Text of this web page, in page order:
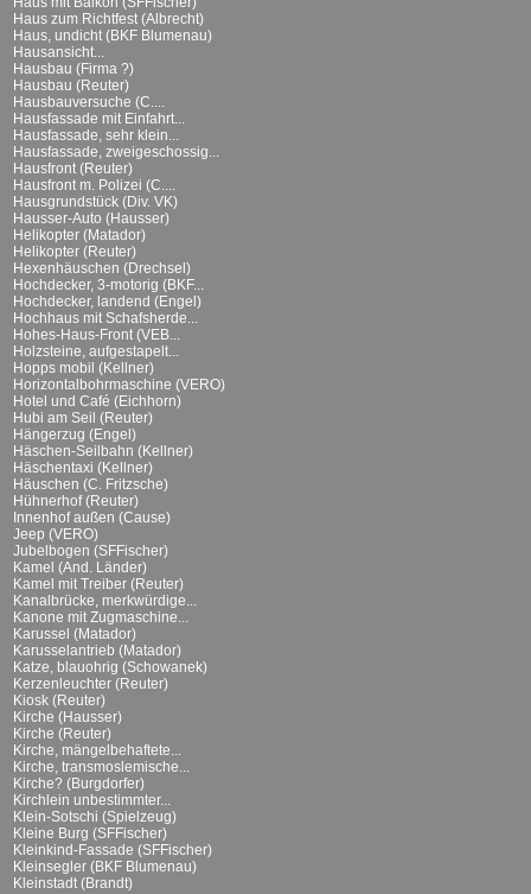
Haus zum Richtfest (Albrecht)
Haus, undicht (BKF Blumenau)
Hausansicht...
Hausbau (Firma ?)
Hausbau (Reuter)
Hausbauversuche (C....
Hausfassade mit Einfahrt...
Hausfassade, sehr klein...
Hausfassade, zweigeschossig...
Hausfront (Reuter)
Hausfront m. Polizei (C....
Hausgrundstück (Div. VK)
Hausser-Auto (Hausser)
Helikopter (Matador)
Helikopter (Reuter)
Hexenhäuschen (Drechsel)
Hochdecker, 3-motorig (BKF...
Hochdecker, landend (Engel)
Hochhaus mit Schafsherde...
Hohes-Haus-Front (VEB...
Holzsteine, aufgestapelt...
Hopps mobil (Kellner)
Horizontalbohrmaschine (VERO)
Hotel und Café (Eichhorn)
Hubi am Seil (Reuter)
Hängerzug (Engel)
Häschen-Seilbahn (Kellner)
Häschentaxi (Kellner)
Häuschen (C. Fritzsche)
Hühnerhof (Reuter)
Innenhof außen (Cause)
Jeep (VERO)
Jubelbogen (SFFischer)
Kamel (And. Länder)
Kamel mit Treiber (Reuter)
Kanalbrücke, merkwürdige...
Kanone mit Zugmaschine...
Karussel (Matador)
Karusselantrieb (Matador)
Katze, blauohrig (Schowanek)
Kerzenleuchter (Reuter)
Kiosk (Reuter)
Kirche (Hausser)
Kirche (Reuter)
Kirche, mängelbehaftete...
Kirche, transmoslemische...
Kirche? (Burgdorfer)
Kirchlein unbestimmter...
Klein-Sotschi (Spielzeug)
Kleine Burg (SFFischer)
Kleinkind-Fassade (SFFischer)
Kleinsegler (BKF Blumenau)
Kleinstadt (Brandt)